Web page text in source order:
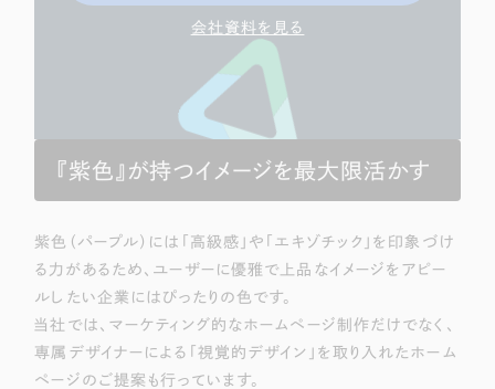
会社資料を見る
『紫色』が持つイメージを最大限活かす
紫色（パープル）には「高級感」や「エキゾチック」を印象づけ
る力があるため、ユーザーに優雅で上品なイメージをアピー
ルしたい企業にはぴったりの色です。
当社では、マーケティング的なホームページ制作だけでなく、
専属デザイナーによる「視覚的デザイン」を取り入れたホーム
ページのご提案も行っています。